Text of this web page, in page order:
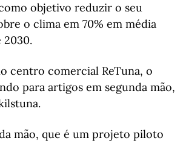
objetivo reduzir o seu
o clima em 70% em média
centro comercial ReTuna, o
para artigos em segunda mão,
mão, que é um projeto piloto